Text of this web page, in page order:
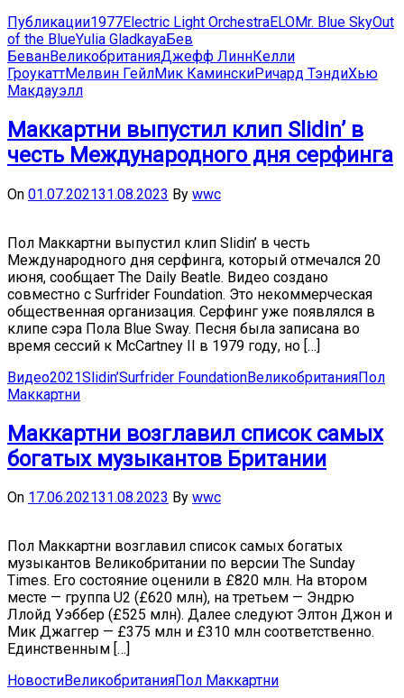
Публикации1977Electric Light OrchestraELOMr. Blue SkyOut
of the BlueYulia GladkayaБев
БеванВеликобританияДжефф ЛиннКелли
ГроукаттМелвин ГейлМик КаминскиРичард ТэндиХью
Макдауэлл
Маккартни выпустил клип Slidin’ в
честь Международного дня серфинга
On 01.07.202131.08.2023 By wwc
Пол Маккартни выпустил клип Slidin’ в честь
Международного дня серфинга, который отмечался 20
июня, сообщает The Daily Beatle. Видео создано
совместно с Surfrider Foundation. Это некоммерческая
общественная организация. Серфинг уже появлялся в
клипе сэра Пола Blue Sway. Песня была записана во
время сессий к McCartney II в 1979 году, но […]
Видео2021Slidin’Surfrider FoundationВеликобританияПол
Маккартни
Маккартни возглавил список самых
богатых музыкантов Британии
On 17.06.202131.08.2023 By wwc
Пол Маккартни возглавил список самых богатых
музыкантов Великобритании по версии The Sunday
Times. Его состояние оценили в £820 млн. На втором
месте — группа U2 (£620 млн), на третьем — Эндрю
Ллойд Уэббер (£525 млн). Далее следуют Элтон Джон и
Мик Джаггер — £375 млн и £310 млн соответственно.
Единственным […]
НовостиВеликобританияПол Маккартни